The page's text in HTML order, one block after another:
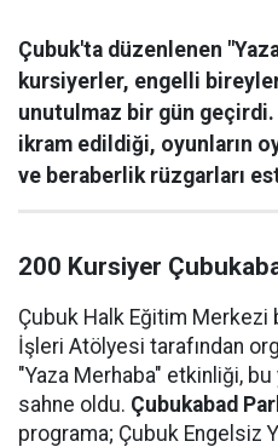
Çubuk'ta düzenlenen
kursiyerler, engelli
unutulmaz bir gün
ikram edildiği, oyunların
ve beraberlik rüzgarları
200 Kursiyer
Çubuk Halk Eğitim Merkezi
İşleri Atölyesi tarafından
"Yaza Merhaba" etkinliği,
sahne oldu. Çubukabad
programa; Çubuk Engelsiz